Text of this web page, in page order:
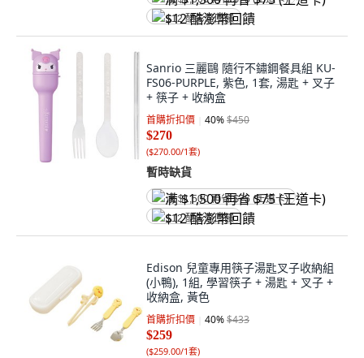
$12 酷澎幣回饋
Sanrio 三麗鷗 隨行不鏽鋼餐具組 KU-
FS06-PURPLE, 紫色, 1套, 湯匙 + 叉子
+ 筷子 + 收納盒
首購折扣價 40%$450
$270
($270.00/1套)
暫時缺貨
满 $1,500 再省 $75 (王道卡)
$12 酷澎幣回饋
Edison 兒童專用筷子湯匙叉子收納組
(小鴨), 1組, 學習筷子 + 湯匙 + 叉子 +
收納盒, 黃色
首購折扣價 40%$433
$259
($259.00/1套)